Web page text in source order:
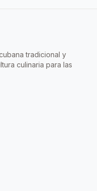
tradicional y
culinaria para las